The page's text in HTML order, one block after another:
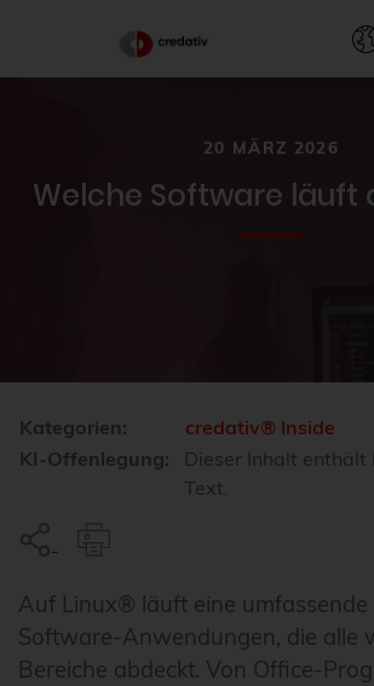
20 MÄRZ 2026
Welche Software läuft
Kategorien:
credativ® Inside
KI-Offenlegung:
Dieser Inhalt enthält
Text.
Auf Linux® läuft eine umfassende
Software-Anwendungen, die alle
Bereiche abdeckt. Von Office-